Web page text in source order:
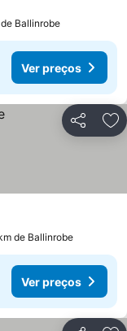
Ballinrobe
Ver preços
Partilhar
de Ballinrobe
Ver preços